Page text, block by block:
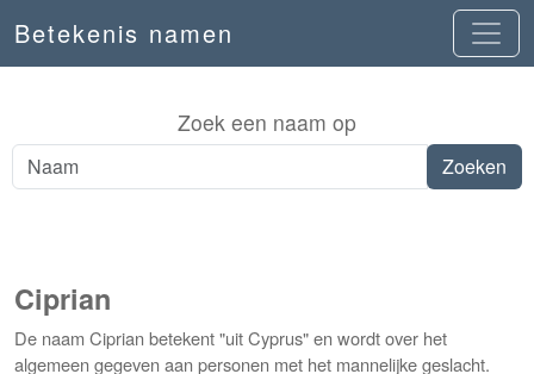
Betekenis namen
Zoek een naam op
Ciprian
De naam Ciprian betekent "uit Cyprus" en wordt over het
algemeen gegeven aan personen met het mannelijke geslacht.